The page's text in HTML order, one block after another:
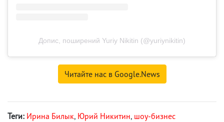
Допис, поширений Yuriy Nikitin (@yuriynikitin)
Читайте нас в Google.News
Теги: Ирина Билык, Юрий Никитин, шоу-бизнес